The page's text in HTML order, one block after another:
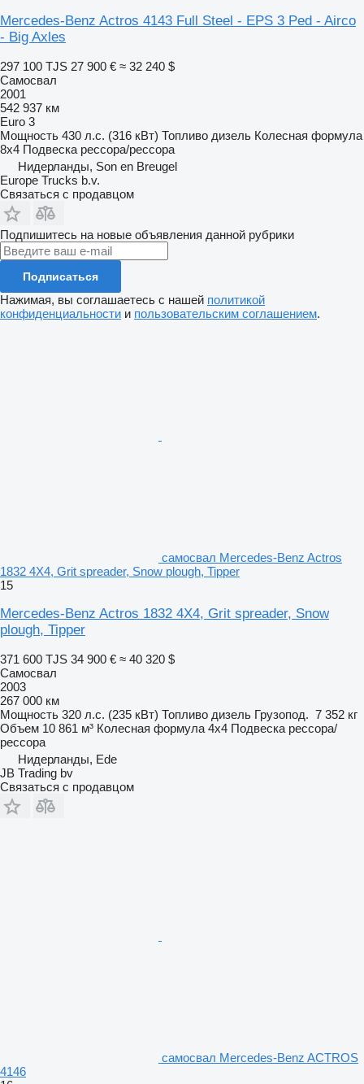
Mercedes-Benz Actros 4143 Full Steel - EPS 3 Ped - Airco
- Big Axles
297 100 TJS 27 900 € ≈ 32 240 $
Самосвал
2001
542 937 км
Euro 3
Мощность 430 л.с. (316 кВт) Топливо дизель Колесная формула
8x4 Подвеска рессора/рессора
Нидерланды, Son en Breugel
Europe Trucks b.v.
Связаться с продавцом
Подпишитесь на новые объявления данной рубрики
Подписаться
Нажимая, вы соглашаетесь с нашей политикой
конфиденциальности и пользовательским соглашением.
самосвал Mercedes-Benz Actros
1832 4X4, Grit spreader, Snow plough, Tipper
15
Mercedes-Benz Actros 1832 4X4, Grit spreader, Snow
plough, Tipper
371 600 TJS 34 900 € ≈ 40 320 $
Самосвал
2003
267 000 км
Мощность 320 л.с. (235 кВт) Топливо дизель Грузопод. 7 352 кг
Объем 10 861 м³ Колесная формула 4x4 Подвеска рессора/
рессора
Нидерланды, Ede
JB Trading bv
Связаться с продавцом
самосвал Mercedes-Benz ACTROS
4146